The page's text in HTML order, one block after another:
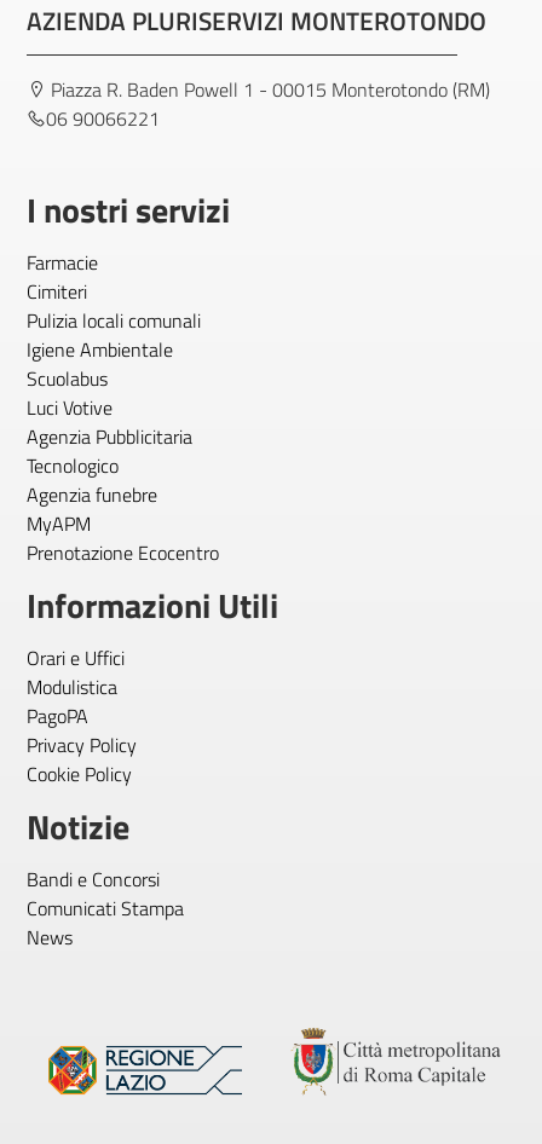
AZIENDA PLURISERVIZI MONTEROTONDO
Piazza R. Baden Powell 1 - 00015 Monterotondo (RM)
06 90066221
I nostri servizi
Farmacie
Cimiteri
Pulizia locali comunali
Igiene Ambientale
Scuolabus
Luci Votive
Agenzia Pubblicitaria
Tecnologico
Agenzia funebre
MyAPM
Prenotazione Ecocentro
Informazioni Utili
Orari e Uffici
Modulistica
PagoPA
Privacy Policy
Cookie Policy
Notizie
Bandi e Concorsi
Comunicati Stampa
News